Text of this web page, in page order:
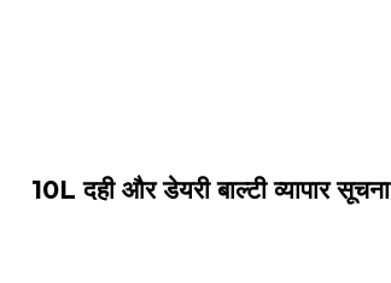
10L दही और डेयरी बाल्टी व्यापार सूचना